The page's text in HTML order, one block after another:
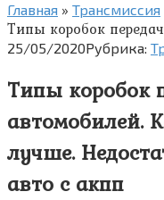
Главная » Трансмиссия
Типы коробок
25/05/2020Рубрика:
Типы коробок
автомобилей.
лучше.
авто с акпп